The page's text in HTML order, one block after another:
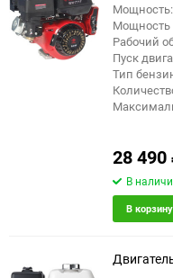
Мощность
Рабочий
Пуск
Тип
28 490
В
В корзину